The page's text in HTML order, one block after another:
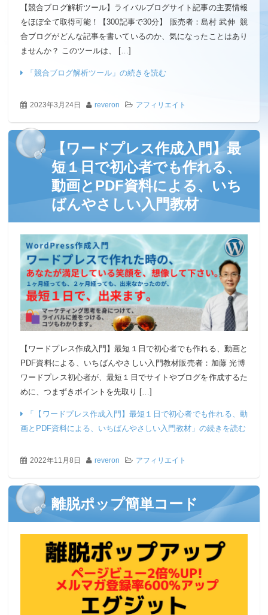
【競合ブログ解析ツール】ライバルブログサイト記事の主要情報
をほぼ全て取得可能！【300記事で30分】 販売者：島村 武伸 競
合ブログがどんな記事を書いているのか、気になったことはあり
ませんか？ このツールは、 […]
「競合ブログ解析ツール」の続きを読む
2023年3月24日 reveron アフィリエイト
【ワードプレス作成入門】最
短１日で初心者でも作れる、
動画とPDF資料による、いち
ばんやさしい入門教材
【ワードプレス作成入門】最短１日で初心者でも作れる、動画と
PDF資料による、いちばんやさしい入門教材販売者：加藤 光博
ワードプレス初心者が、最短１日でサイトやブログを作成するた
めに、つまずきポイントを先取り […]
「【ワードプレス作成入門】最短１日で初心者でも作れる、動
画とPDF資料による、いちばんやさしい入門教材」の続きを読む
2022年11月8日 reveron アフィリエイト
離脱ポップ簡単コード